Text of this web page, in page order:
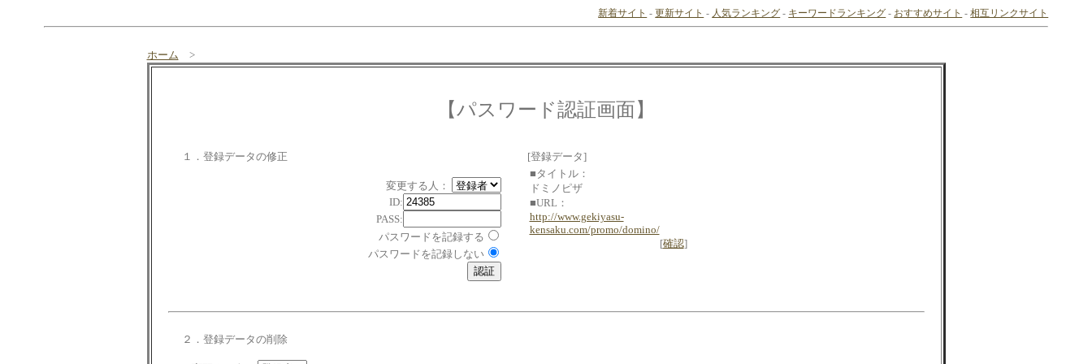
新着サイト -更新サイト - 人気ランキング - キーワードランキング - おすすめサイト -相互リンクサイト
ホーム >
【パスワード認証画面】
１．登録データの修正
変更する人：
ID:
PASS:
パスワードを記録する
パスワードを記録しない
[登録データ]
■タイトル：
ドミノピザ
■URL：
http://www.gekiyasu-
kensaku.com/promo/domino/
[確認]
２．登録データの削除